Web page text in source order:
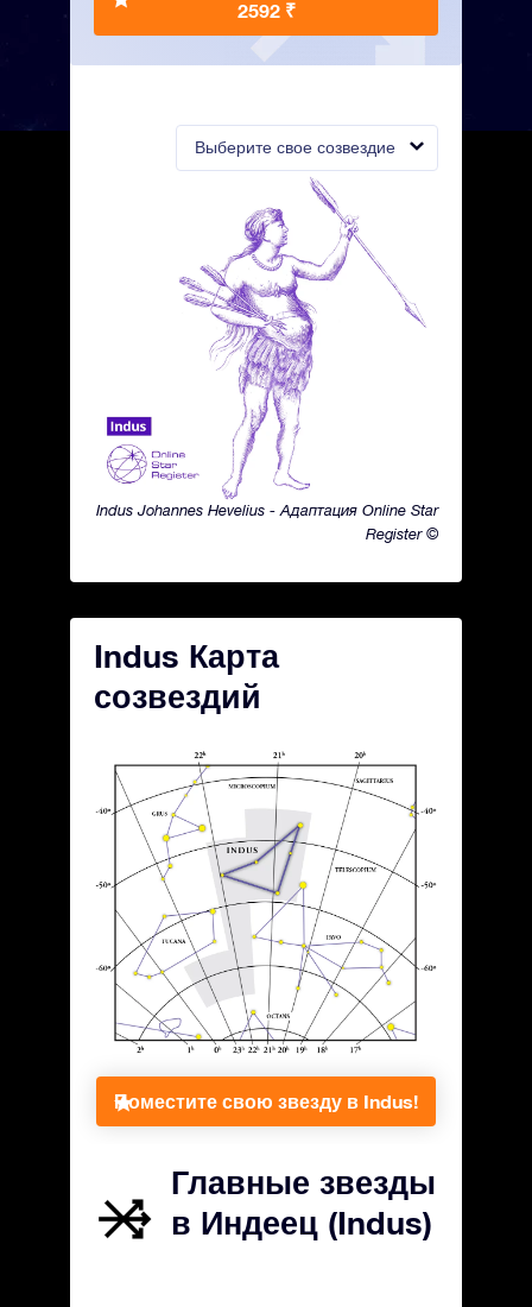
Выберите свое созвездие
Indus Johannes Hevelius - Адаптация Online Star
Register ©
2592 ₹
Indus Карта
созвездий
Поместите свою звезду в Indus!
Главные звезды
в Индеец (Indus)